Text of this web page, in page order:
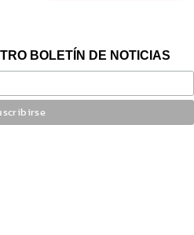
BOLETÍN DE NOTICIAS